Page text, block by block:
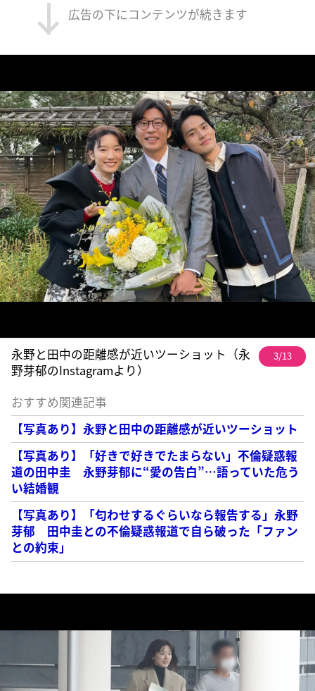
広告の下にコンテンツが続きます
永野と田中の距離感が近いツーショット（永
野芽郁のInstagramより）
3/13
おすすめ関連記事
【写真あり】永野と田中の距離感が近いツーショット
【写真あり】「好きで好きでたまらない」不倫疑惑報
道の田中圭 永野芽郁に“愛の告白”…語っていた危う
い結婚観
【写真あり】「匂わせするぐらいなら報告する」永野
芽郁 田中圭との不倫疑惑報道で自ら破った「ファン
との約束」